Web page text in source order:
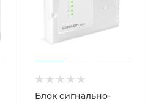
Блок сигнально-